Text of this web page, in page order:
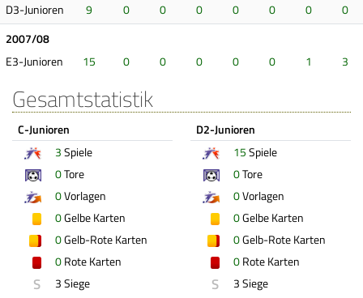
D3-Junioren
9 0 0 0 0 0 0
0
2007/08
E3-Junioren
15 0 0 0 0 0 1 3
Gesamtstatistik
C-Junioren
3Spiele
0Tore
0Vorlagen
0Gelbe Karten
0Gelb-Rote Karten
0Rote Karten
S 3 Siege
D2-Junioren
15Spiele
0Tore
0Vorlagen
0Gelbe Karten
0Gelb-Rote Karten
0Rote Karten
S 3 Siege